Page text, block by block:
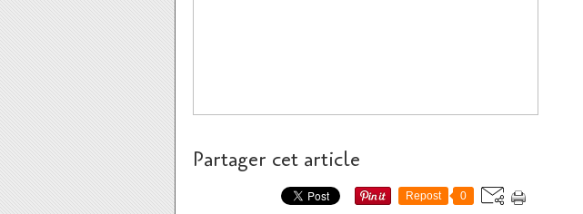
Partager cet article
Repost 0